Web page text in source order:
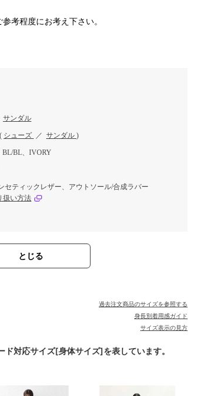
考程度にお考え下さい。
サンダル
( シューズ ／ サンダル )
BL/BL、IVORY
セティックレザー、アウトソール/合成ラバー
扱い方法
とじる
過去注文商品のサイズを参照する
身長別着用感ガイド
サイズ表示の見方
対応サイズ[身体サイズ]を表しています。